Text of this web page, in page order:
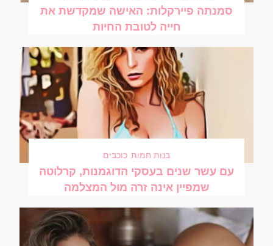
סמנתה פיירקלות: האישה שמקדשת את
חייה לטובת החיות
בנות חמות כוכבים
עם עשר שנים בעסקי הדוגמנות, קרלוטה
שמפיין אינה זרה מול המצלמה